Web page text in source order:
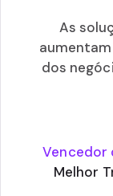
As
dos
Vencedor
Melhor